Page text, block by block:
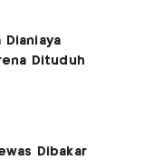
Dianiaya
Dituduh
Dibakar